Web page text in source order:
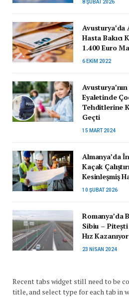
8 ŞUBAT 2026
Avusturya’da
Hasta Bakıcı
1.400 Euro
6 EKIM 2022
Eyaletinde
Tehditlerine
Geçti
15 MART 2024
Almanya’da
Kaçak
Kesinleşmiş
10 ŞUBAT 2026
Romanya’da
Sibiu –
Hız Kazanıyor
23 NISAN 2024
Recent tabs widget still need to be
title, and select type for each tab in